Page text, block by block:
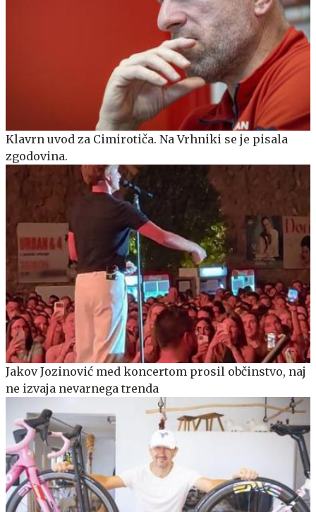
Klavrn uvod za Cimirotiča. Na Vrhniki se je pisala
zgodovina.
Jakov Jozinović med koncertom prosil občinstvo, naj
ne izvaja nevarnega trenda